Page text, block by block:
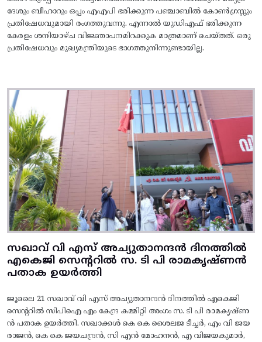
ദേശും ബീഹാറും ഒപ്പം എഎപി ഭരിക്കുന്ന പഞ്ചാബിൽ കോൺഗ്രസ്സും
പ്രതിഷേധവുമായി രംഗത്തുവന്നു. എന്നാൽ യുഡിഎഫ് ഭരിക്കുന്ന
കേരളം ശനിയാഴ്ച വിജ്ഞാപനമിറക്കുക മാത്രമാണ് ചെയ്തത്. ഒരു
പ്രതിഷേധവും മുഖ്യമന്ത്രിയുടെ ഭാഗത്തുനിന്നുണ്ടായില്ല.
സഖാവ് വി എസ് അച്യുതാനന്ദൻ ദിനത്തിൽ
എകെജി സെന്ററിൽ സ. ടി പി രാമകൃഷ്‌ണൻ
പതാക ഉയർത്തി
ജൂലൈ 21 സഖാവ് വി എസ് അച്യുതാനന്ദൻ ദിനത്തിൽ എകെജി
സെന്ററിൽ സിപിഐ എം കേന്ദ്ര കമ്മിറ്റി അംഗം സ. ടി പി രാമകൃഷ്‌ണ
ൻ പതാക ഉയർത്തി. സഖാക്കൾ കെ കെ ശൈലജ ടീച്ചർ, എം വി ജയ
രാജൻ, കെ കെ ജയചന്ദ്രൻ, സി എൻ മോഹനൻ, എ വിജയകുമാർ,